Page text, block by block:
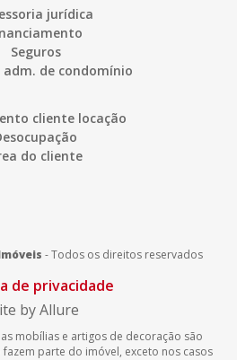
jurídica
Seguros
de condomínio
cliente locação
do cliente
-Todos os direitos reservados
de privacidade
by Allure
mobílias e artigos de decoração são
parte do imóvel, exceto nos casos